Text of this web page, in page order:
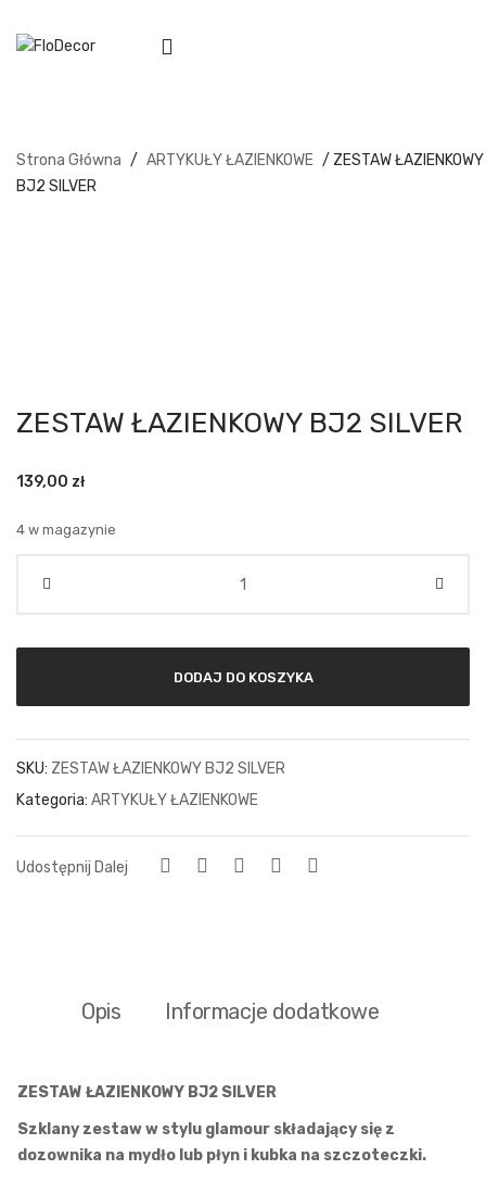
Strona Główna / ARTYKUŁY ŁAZIENKOWE / ZESTAW ŁAZIENKOWY
BJ2 SILVER
ZESTAW ŁAZIENKOWY BJ2 SILVER
139,00 zł
4 w magazynie
DODAJ DO KOSZYKA
SKU: ZESTAW ŁAZIENKOWY BJ2 SILVER
Kategoria: ARTYKUŁY ŁAZIENKOWE
Udostępnij Dalej
Opis Informacje dodatkowe
ZESTAW ŁAZIENKOWY BJ2 SILVER
Szklany zestaw w stylu glamour składający się z
dozownika na mydło lub płyn i kubka na szczoteczki.